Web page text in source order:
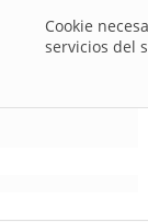
Cookie
servicios del